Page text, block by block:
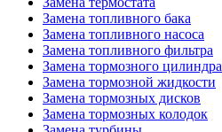
Замена топливного бака
Замена топливного насоса
Замена топливного фильтра
Замена тормозного цилиндра
Замена тормозной жидкости
Замена тормозных дисков
Замена тормозных колодок